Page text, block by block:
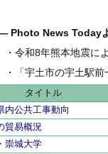
Photo News Today
・令和8年熊本地震に
・
「宇土市の宇土駅前一帯を
タイトル
内公共工事動向
貿易概況
崇城大学